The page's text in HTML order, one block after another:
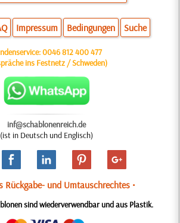
Impressum Bedingungen Suche
0046 812 400 477
ins Festnetz / Schweden)
inf@schablonenreich.de
(ist in Deutsch und Englisch)
Rückgabe- und Umtauschrechtes •
sind wiederverwendbar und aus Plastik.